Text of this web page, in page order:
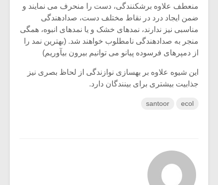
منعطف علاوه برشکنندگی، دست را منحرف می نمایند و
ضمن ایجاد درد در نقاط مختلف دست، صدادهندگی
مناسبی نیز ندارند، نمدهای خشک و یا نمدهای انبوه، همگی
منجر به صدادهندگی نامطلوب خواهند شد. (بهترین نمد را
از دمپرهای فرسوده پیانو می توانیم بیرون بیآوریم)
این شیوه علاوه بر بهسازی نوازندگی از لحاظ بصری نیز
جذابیت بیشتری برای بینندگان دارد.
ecol
santoor